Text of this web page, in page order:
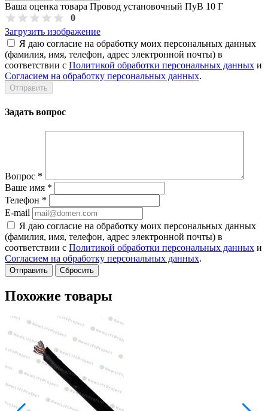
Ваша оценка товара Провод установочный ПуВ 10 Г
0
Загрузить изображение
Я даю согласие на обработку моих персональных данных
(фамилия, имя, телефон, адрес электронной почты) в
соответствии с Политикой обработки персональных данных и
Согласием на обработку персональных данных.
Задать вопрос
Вопрос *
Ваше имя *
Телефон *
E-mail
Я даю согласие на обработку моих персональных данных
(фамилия, имя, телефон, адрес электронной почты) в
соответствии с Политикой обработки персональных данных и
Согласием на обработку персональных данных.
Сбросить
Похожие товары